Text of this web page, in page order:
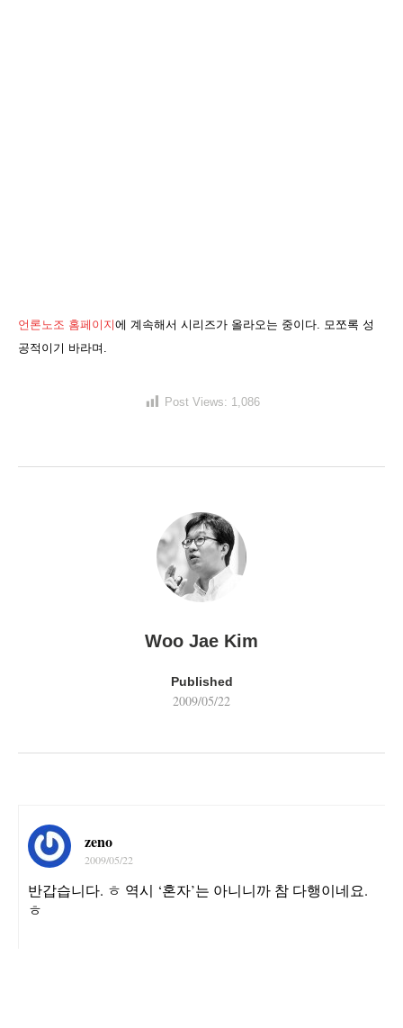
언론노조 홈페이지에 계속해서 시리즈가 올라오는 중이다. 모쪼록 성
공적이기 바라며.
Post Views: 1,086
Woo Jae Kim
Published
2009/05/22
zeno
2009/05/22
반갑습니다. ㅎ 역시 ‘혼자’는 아니니까 참 다행이네요.
ㅎ